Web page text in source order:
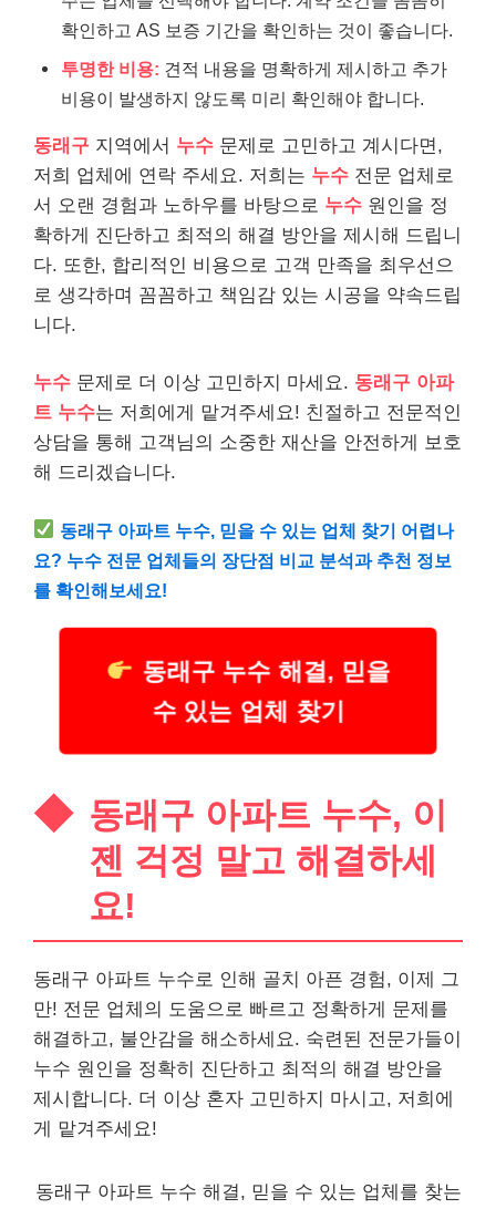
확인하고 AS 보증 기간을 확인하는 것이 좋습니다.
투명한 비용: 견적 내용을 명확하게 제시하고 추가
비용이 발생하지 않도록 미리 확인해야 합니다.
동래구 지역에서 누수 문제로 고민하고 계시다면,
저희 업체에 연락 주세요. 저희는 누수 전문 업체로
서 오랜 경험과 노하우를 바탕으로 누수 원인을 정
확하게 진단하고 최적의 해결 방안을 제시해 드립니
다. 또한, 합리적인 비용으로 고객 만족을 최우선으
로 생각하며 꼼꼼하고 책임감 있는 시공을 약속드립
니다.
누수 문제로 더 이상 고민하지 마세요. 동래구 아파
트 누수는 저희에게 맡겨주세요! 친절하고 전문적인
상담을 통해 고객님의 소중한 재산을 안전하게 보호
해 드리겠습니다.
동래구 아파트 누수, 믿을 수 있는 업체 찾기 어렵나
요? 누수 전문 업체들의 장단점 비교 분석과 추천 정보
를 확인해보세요!
동래구 누수 해결, 믿을
수 있는 업체 찾기
동래구 아파트 누수, 이
젠 걱정 말고 해결하세
요!
동래구 아파트 누수로 인해 골치 아픈 경험, 이제 그
만! 전문 업체의 도움으로 빠르고 정확하게 문제를
해결하고, 불안감을 해소하세요. 숙련된 전문가들이
누수 원인을 정확히 진단하고 최적의 해결 방안을
제시합니다. 더 이상 혼자 고민하지 마시고, 저희에
게 맡겨주세요!
동래구 아파트 누수 해결, 믿을 수 있는 업체를 찾는